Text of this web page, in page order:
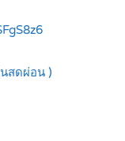
สดผ่อน )